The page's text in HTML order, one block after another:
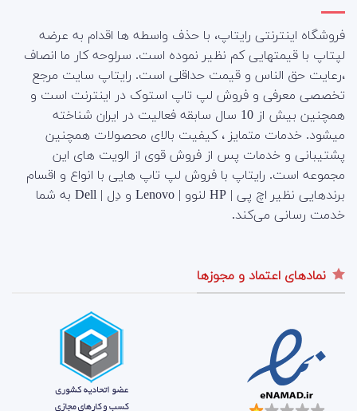
فروشگاه اینترنتی رایتاپ، با حذف واسطه ها اقدام به عرضه
لپتاپ با قیمتهایی کم نظیر نموده است. سرلوحه کار ما انصاف
،رعایت حق الناس و قیمت حداقلی است. رایتاپ سایت مرجع
تخصصی معرفی و فروش لپ تاپ استوک در اینترنت است و
همچنین بیش از 10 سال سابقه فعالیت در ایران شناخته
میشود. خدمات متمایز ، کیفیت بالای محصولات همچنین
پشتیبانی و خدمات پس از فروش قوی از الویت های این
مجموعه است. رایتاپ با فروش لپ تاپ هایی با انواع و اقسام
برندهایی نظیر اچ پی | HP لنوو | Lenovo و دِل | Dell به شما
خدمت رسانی می‌کند.
نمادهای اعتماد و مجوزها